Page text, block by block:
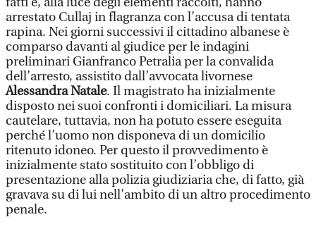
arrestato Cullaj in flagranza con l’accusa di tentata
rapina. Nei giorni successivi il cittadino albanese è
comparso davanti al giudice per le indagini
preliminari Gianfranco Petralia per la convalida
dell’arresto, assistito dall’avvocata livornese
Alessandra Natale. Il magistrato ha inizialmente
disposto nei suoi confronti i domiciliari. La misura
cautelare, tuttavia, non ha potuto essere eseguita
perché l’uomo non disponeva di un domicilio
ritenuto idoneo. Per questo il provvedimento è
inizialmente stato sostituito con l’obbligo di
presentazione alla polizia giudiziaria che, di fatto, già
gravava su di lui nell’ambito di un altro procedimento
penale.